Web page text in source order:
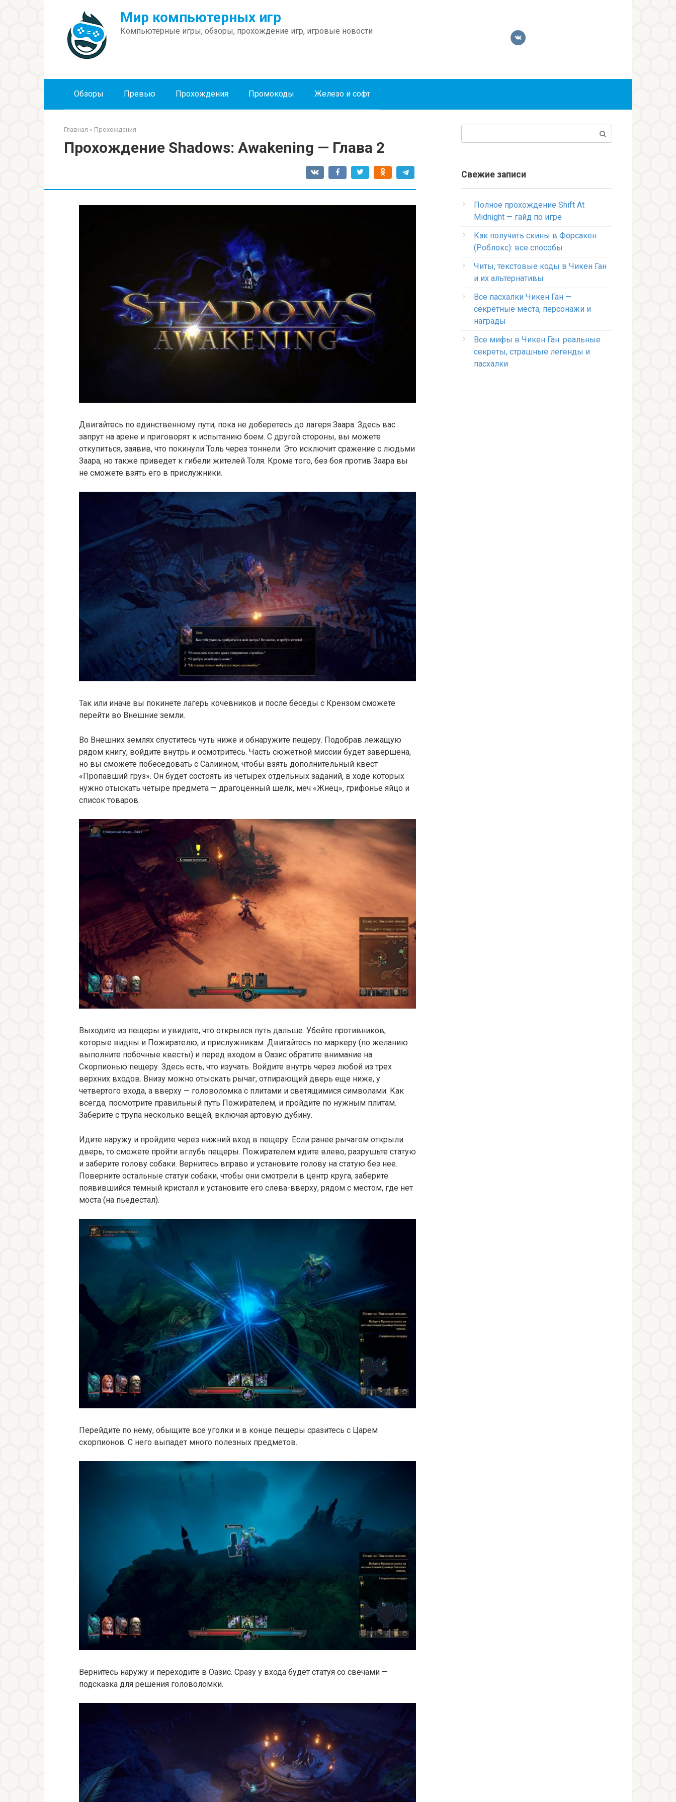
Мир компьютерных игр
Компьютерные игры, обзоры, прохождение игр, игровые новости
Обзоры Превью Прохождения Промокоды Железо и софт
Главная » Прохождения
Прохождение Shadows: Awakening — Глава 2
Двигайтесь по единственному пути, пока не доберетесь до лагеря Заара. Здесь вас
запрут на арене и приговорят к испытанию боем. С другой стороны, вы можете
откупиться, заявив, что покинули Толь через тоннели. Это исключит сражение с людьми
Заара, но также приведет к гибели жителей Толя. Кроме того, без боя против Заара вы
не сможете взять его в прислужники.
Так или иначе вы покинете лагерь кочевников и после беседы с Крензом сможете
перейти во Внешние земли.
Во Внешних землях спуститесь чуть ниже и обнаружите пещеру. Подобрав лежащую
рядом книгу, войдите внутрь и осмотритесь. Часть сюжетной миссии будет завершена,
но вы сможете побеседовать с Салиином, чтобы взять дополнительный квест
«Пропавший груз». Он будет состоять из четырех отдельных заданий, в ходе которых
нужно отыскать четыре предмета — драгоценный шелк, меч «Жнец», грифонье яйцо и
список товаров.
Выходите из пещеры и увидите, что открылся путь дальше. Убейте противников,
которые видны и Пожирателю, и прислужникам. Двигайтесь по маркеру (по желанию
выполните побочные квесты) и перед входом в Оазис обратите внимание на
Скорпионью пещеру. Здесь есть, что изучать. Войдите внутрь через любой из трех
верхних входов. Внизу можно отыскать рычаг, отпирающий дверь еще ниже, у
четвертого входа, а вверху — головоломка с плитами и светящимися символами. Как
всегда, посмотрите правильный путь Пожирателем, и пройдите по нужным плитам.
Заберите с трупа несколько вещей, включая артовую дубину.
Идите наружу и пройдите через нижний вход в пещеру. Если ранее рычагом открыли
дверь, то сможете пройти вглубь пещеры. Пожирателем идите влево, разрушьте статую
и заберите голову собаки. Вернитесь вправо и установите голову на статую без нее.
Поверните остальные статуи собаки, чтобы они смотрели в центр круга, заберите
появившийся темный кристалл и установите его слева-вверху, рядом с местом, где нет
моста (на пьедестал).
Перейдите по нему, обыщите все уголки и в конце пещеры сразитесь с Царем
скорпионов. С него выпадет много полезных предметов.
Вернитесь наружу и переходите в Оазис. Сразу у входа будет статуя со свечами —
подсказка для решения головоломки.
Свежие записи
Полное прохождение Shift At
Midnight — гайд по игре
Как получить скины в Форсакен
(Роблокс): все способы
Читы, текстовые коды в Чикен Ган
и их альтернативы
Все пасхалки Чикен Ган —
секретные места, персонажи и
награды
Все мифы в Чикен Ган: реальные
секреты, страшные легенды и
пасхалки